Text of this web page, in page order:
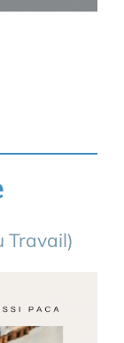
Travail)